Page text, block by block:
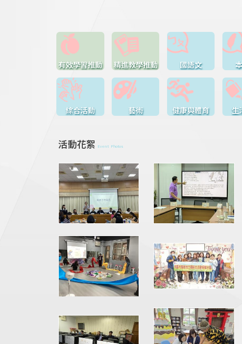
有效學習推動 精進教學推動 國語文
綜合活動 藝術 健康與體育 生
活動花絮 Event Photos